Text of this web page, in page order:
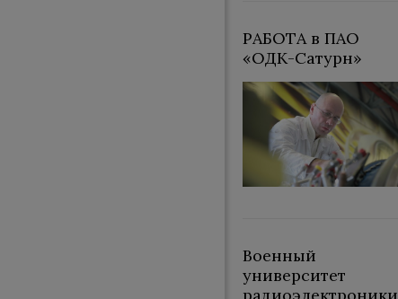
РАБОТА в ПАО
«ОДК-Сатурн»
Военный
университет